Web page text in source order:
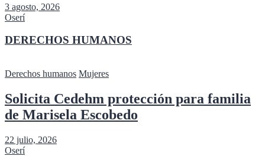
3 agosto, 2026
Oserí
DERECHOS HUMANOS
Derechos humanos Mujeres
Solicita Cedehm protección para familia
de Marisela Escobedo
22 julio, 2026
Oserí